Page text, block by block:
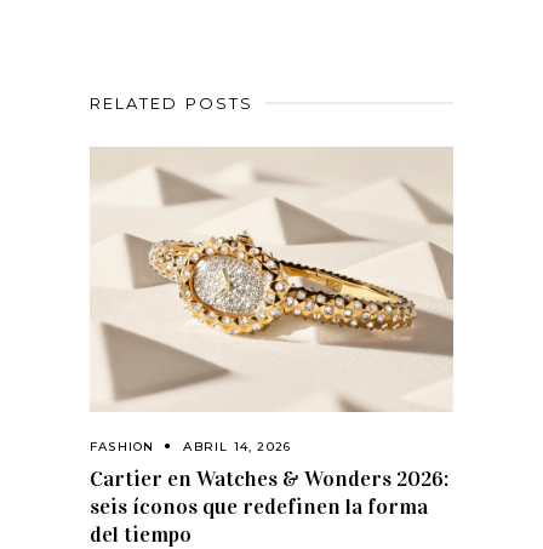
RELATED POSTS
FASHION ABRIL 14, 2026
Cartier en Watches & Wonders 2026:
seis íconos que redefinen la forma
del tiempo